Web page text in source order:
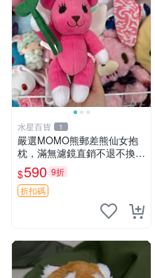
水星百貨 1
嚴選MOMO熊郵差熊仙女抱
枕，滿無濾鏡直銷不退不換
經典造型可愛必備 紅薯啵啵
間抱枕 抱枕 時尚
$590 9折
折扣碼